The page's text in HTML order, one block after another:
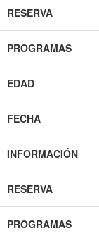
RESERVA
PROGRAMAS
EDAD
FECHA
INFORMACIÓN
RESERVA
PROGRAMAS